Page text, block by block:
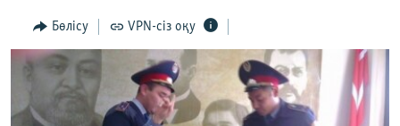
Search
ӘЛЕУМЕТ
ӘЛЕМ
АРНАЙЫ ЖОБАЛАР
Бөлісу VPN-сіз оқу